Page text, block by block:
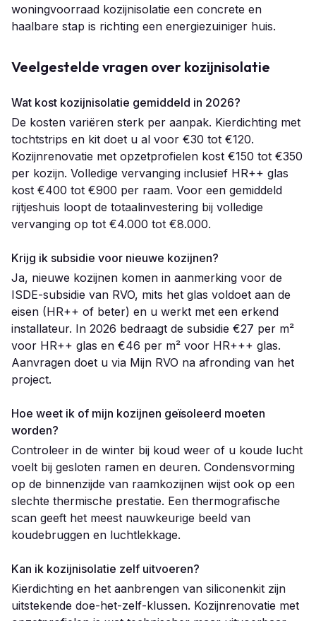
woningvoorraad kozijnisolatie een concrete en
haalbare stap is richting een energiezuiniger huis.
Veelgestelde vragen over kozijnisolatie
Wat kost kozijnisolatie gemiddeld in 2026?
De kosten variëren sterk per aanpak. Kierdichting met
tochtstrips en kit doet u al voor €30 tot €120.
Kozijnrenovatie met opzetprofielen kost €150 tot €350
per kozijn. Volledige vervanging inclusief HR++ glas
kost €400 tot €900 per raam. Voor een gemiddeld
rijtjeshuis loopt de totaalinvestering bij volledige
vervanging op tot €4.000 tot €8.000.
Krijg ik subsidie voor nieuwe kozijnen?
Ja, nieuwe kozijnen komen in aanmerking voor de
ISDE-subsidie van RVO, mits het glas voldoet aan de
eisen (HR++ of beter) en u werkt met een erkend
installateur. In 2026 bedraagt de subsidie €27 per m²
voor HR++ glas en €46 per m² voor HR+++ glas.
Aanvragen doet u via Mijn RVO na afronding van het
project.
Hoe weet ik of mijn kozijnen geïsoleerd moeten
worden?
Controleer in de winter bij koud weer of u koude lucht
voelt bij gesloten ramen en deuren. Condensvorming
op de binnenzijde van raamkozijnen wijst ook op een
slechte thermische prestatie. Een thermografische
scan geeft het meest nauwkeurige beeld van
koudebruggen en luchtlekkage.
Kan ik kozijnisolatie zelf uitvoeren?
Kierdichting en het aanbrengen van siliconenkit zijn
uitstekende doe-het-zelf-klussen. Kozijnrenovatie met